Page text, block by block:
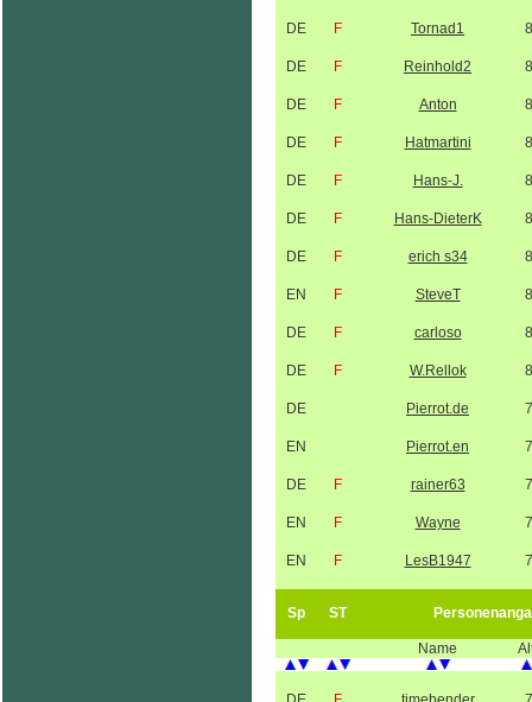
DE F Tornad1
DE F Reinhold2
DE F Anton
DE F Hatmartini
DE F Hans-J.
DE F Hans-DieterK
DE F erich s34
EN F SteveT
DE F carloso
DE F W.Rellok
DE Pierrot.de
EN Pierrot.en
DE F rainer63
EN F Wayne
EN F LesB1947
Sp ST
Name